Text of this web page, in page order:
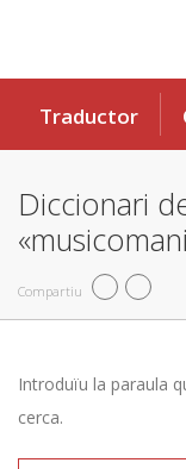
Traductor
Diccionari
Compartiu
Introduïu la paraula
cerca.